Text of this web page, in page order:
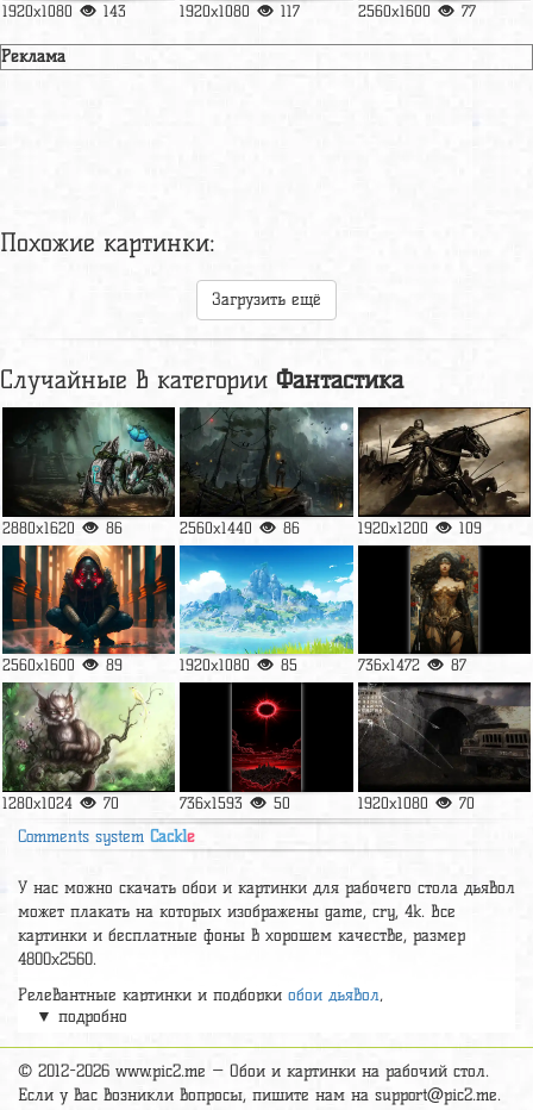
1920x1080 143 1920x1080 117 2560x1600 77
Реклама
Похожие картинки:
Загрузить ещё
Случайные в категории Фантастика
2880x1620 86 2560x1440 86 1920x1200 109
2560x1600 89 1920x1080 85 736x1472 87
1280x1024 70 736x1593 50 1920x1080 70
Comments system Cackle
У нас можно скачать обои и картинки для рабочего стола дьявол
может плакать на которых изображены game, cry, 4k. Все
картинки и бесплатные фоны в хорошем качестве, размер
4800x2560.
Релевантные картинки и подборки обои дьявол,
А так же можно найти много других картинок на нужную тему
разделобои Фантастика, на сайте pic2.me представлено очень
большое количество красивых широкоформатных картинок, фото
и обоев хорошего hd качества бесплатно и на телефон.
▼ подробно
© 2012-2026 www.pic2.me — Обои и картинки на рабочий стол.
Если у вас возникли вопросы, пишите нам на support@pic2.me.